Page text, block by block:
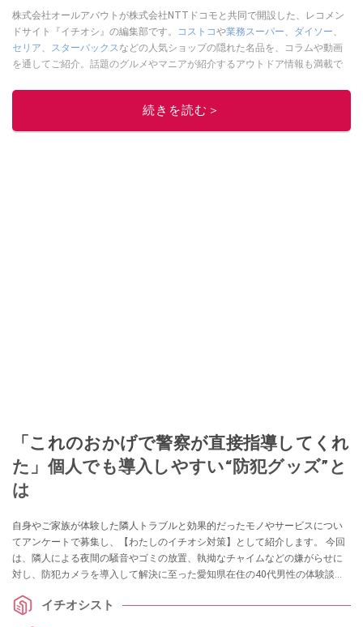
株式会社オールアバウトが株式会社NTTドコモと共同で開設した、レコメン
ドサイト『イチオシ』の編集部です。
コストコや業務スーパー、 ダイソー、
セリア、 スターバックスなどの人気ショップの隠れた名品を、コラムや動画
を通してご紹介。話題のグルメやマニアが紹介するアウトドア情報も満載で
レビューしています。毎日トレンド情報をお届けしているので、ぜひ
してください！続きを読む＞
「これのおかげで警察が直接指導してくれ
た」個人でも導入しやすい“防犯グッズ”と
は
自身やご家族が体験した隣人トラブルと効果的だったモノやサービスについ
てアンケートで募集し、【わたしのイチオシ対策】として紹介します。 今回
は、隣人による夜間の騒音やゴミの放置、執拗なチャイムなどの嫌がらせに
対し、防犯カメラを導入して解決に至った愛知県在住の40代男性の体験談を
イチオシスト